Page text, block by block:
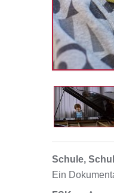
Schule,
Ein